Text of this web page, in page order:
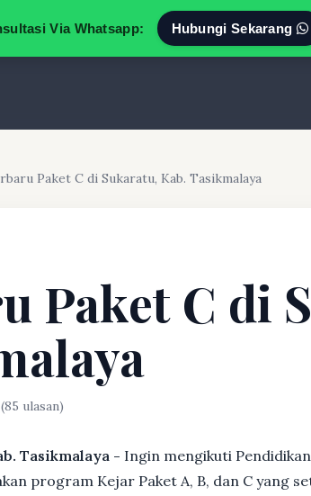
Via Whatsapp: Hubungi Sekarang
Paket C di Sukaratu, Kab. Tasikmalaya
Paket C di
(85 ulasan)
Tasikmalaya - Ingin mengikuti
program Kejar Paket A, B, dan C yang